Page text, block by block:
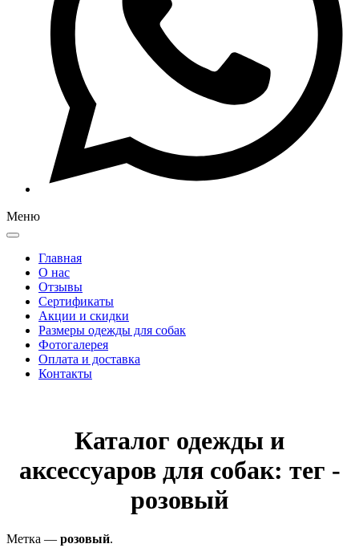
Меню
Главная
О нас
Отзывы
Сертификаты
Акции и скидки
Размеры одежды для собак
Фотогалерея
Оплата и доставка
Контакты
Каталог одежды и
аксессуаров для собак: тег -
розовый
Метка — розовый.